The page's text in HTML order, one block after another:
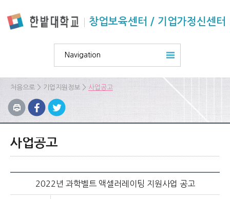
창업보육센터 / 기업가정신센터
Navigation
처음으로 > 기업지원정보 > 사업공고
사업공고
2022년 과학벨트 액셀러레이팅 지원사업 공고